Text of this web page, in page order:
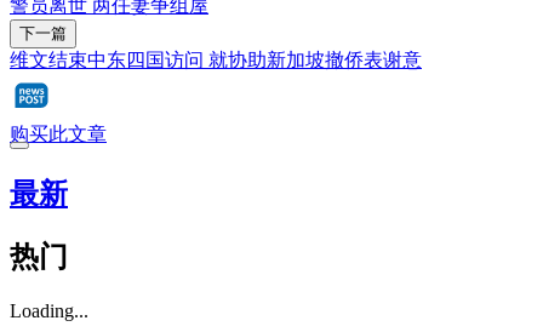
警员离世 两任妻争组屋
下一篇
维文结束中东四国访问 就协助新加坡撤侨表谢意
购买此文章
最新
热门
Loading...